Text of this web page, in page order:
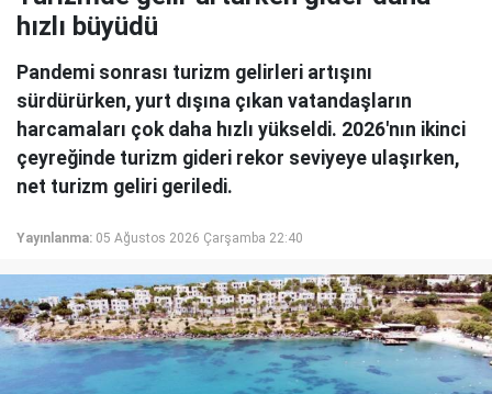
hızlı büyüdü
Pandemi sonrası turizm gelirleri artışını
sürdürürken, yurt dışına çıkan vatandaşların
harcamaları çok daha hızlı yükseldi. 2026'nın ikinci
çeyreğinde turizm gideri rekor seviyeye ulaşırken,
net turizm geliri geriledi.
Yayınlanma: 05 Ağustos 2026 Çarşamba 22:40